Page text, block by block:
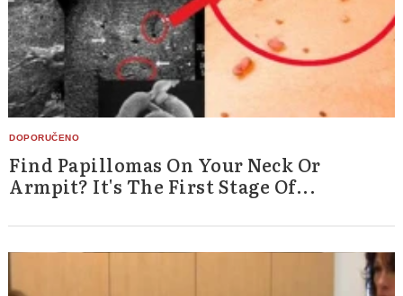
Find Papillomas On Your Neck Or
Armpit? It's The First Stage Of...